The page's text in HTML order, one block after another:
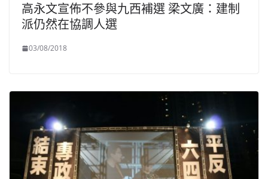
高永文宣佈不參與九西補選 梁文廣：建制
派仍然在協調人選
03/08/2018